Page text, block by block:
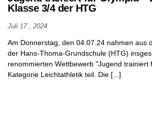
Klasse 3/4 der HTG
Juli 17 , 2024
Am Donnerstag, den 04.07.24 nahmen aus
der Hans-Thoma-Grundschule (HTG)
renommierten Wettbewerb "Jugend trainiert
Kategorie Leichtathletik teil. Die [...]